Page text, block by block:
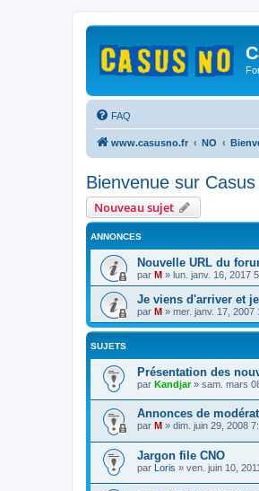
FAQ
www.casusno.fr NO
Bienvenue sur
Nouveau sujet
ANNONCES
Nouvelle URL du
par M » lun. janv. 16, 2017
Je viens d'arriver et
par M » mer. janv. 17, 2007
SUJETS
Présentation des
par Kandjar» sam. mars
Annonces de
par M » dim. juin 29, 2008
Jargon file CNO
par Loris » ven. juin 10,